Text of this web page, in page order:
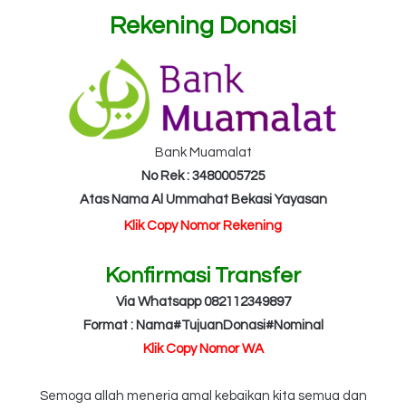
Rekening Donasi
Bank Muamalat
No Rek : 3480005725
Atas Nama Al Ummahat Bekasi Yayasan
Klik Copy Nomor Rekening
Konfirmasi Transfer
Via Whatsapp 082112349897
Format : Nama#TujuanDonasi#Nominal
Klik Copy Nomor WA
Semoga allah meneria amal kebaikan kita semua dan